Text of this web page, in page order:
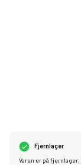
Fjernlager
Varen er på